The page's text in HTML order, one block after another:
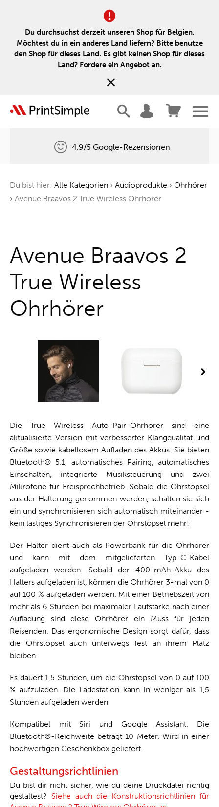
Du durchsuchst derzeit unseren Shop für Belgien.
Möchtest du in ein anderes Land liefern? Bitte benutze
den Shop für dieses Land. Es gibt keinen Shop für dieses
Land? Fordere ein Angebot an.
Ein Baum für jede Bestellung
4.9/5 Google-Rezensionen
Du bist hier: Alle Kategorien › Audioprodukte › Ohrhörer
› Avenue Braavos 2 True Wireless Ohrhörer
Avenue Braavos 2
True Wireless
Ohrhörer
Die True Wireless Auto-Pair-Ohrhörer sind eine
aktualisierte Version mit verbesserter Klangqualität und
Größe sowie kabellosem Aufladen des Akkus. Sie bieten
Bluetooth® 5.1, automatisches Pairing, automatisches
Einschalten, integrierte Musiksteuerung und zwei
Mikrofone für Freisprechbetrieb. Sobald die Ohrstöpsel
aus der Halterung genommen werden, schalten sie sich
ein und synchronisieren sich automatisch miteinander -
kein lästiges Synchronisieren der Ohrstöpsel mehr!
Der Halter dient auch als Powerbank für die Ohrhörer
und kann mit dem mitgelieferten Typ-C-Kabel
aufgeladen werden. Sobald der 400-mAh-Akku des
Halters aufgeladen ist, können die Ohrhörer 3-mal von 0
auf 100 % aufgeladen werden. Mit einer Betriebszeit von
mehr als 6 Stunden bei maximaler Lautstärke nach einer
Aufladung sind diese Ohrhörer ein Muss für jeden
Reisenden. Das ergonomische Design sorgt dafür, dass
die Ohrstöpsel auch unterwegs fest an ihrem Platz
bleiben.
Es dauert 1,5 Stunden, um die Ohrstöpsel von 0 auf 100
% aufzuladen. Die Ladestation kann in weniger als 1,5
Stunden aufgeladen werden.
Kompatibel mit Siri und Google Assistant. Die
Bluetooth®-Reichweite beträgt 10 Meter. Wird in einer
hochwertigen Geschenkbox geliefert.
Gestaltungsrichtlinien
Du bist dir nicht sicher, wie du deine Druckdatei richtig
gestaltest? Siehe auch die Konstruktionsrichtlinien für